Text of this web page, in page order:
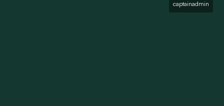
captainadmin